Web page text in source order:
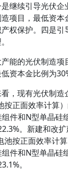
继续引导光伏
项目，最低资
权保护。四是
能的光伏制造项
资本金比例为
，现有光伏制
正面效率计算
件和N型单晶
。新建和改
按正面效率计
件和N型单晶
。